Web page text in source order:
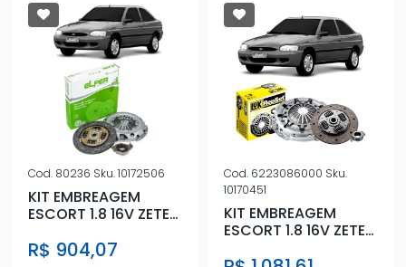
Cod. 80236 Sku.10172506
KIT EMBREAGEM
ESCORT 1.8 16V ZETEC
ROLAMENTO
R$ 904,07
Cod. 6223086000 Sku.
10170451
KIT EMBREAGEM
ESCORT 1.8 16V ZETEC